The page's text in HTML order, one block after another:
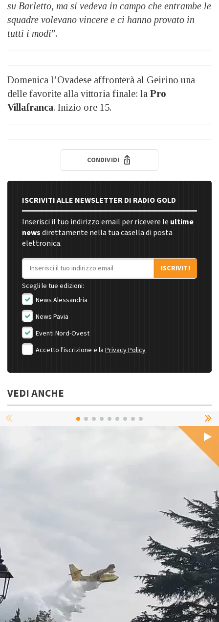
su Barletto, ma si vedeva in campo che entrambe le
squadre volevano vincere e ci hanno provato in
tutti i modi”.
Domenica l’Ovadese affronterà al Geirino una
delle favorite alla vittoria finale: la Pro
Villafranca. Inizio ore 15.
CONDIVIDI
ISCRIVITI ALLE NEWSLETTER DI RADIO GOLD
Inserisci il tuo indirizzo email per ricevere le ultime
newsdirettamente nella tua casella di posta
elettronica.
Indirizzo email
ISCRIVITI
Scegli le tue edizioni:
News Alessandria
News Pavia
Eventi Nord-Ovest
Accetto l'iscrizione e la Privacy Policy
VEDI ANCHE